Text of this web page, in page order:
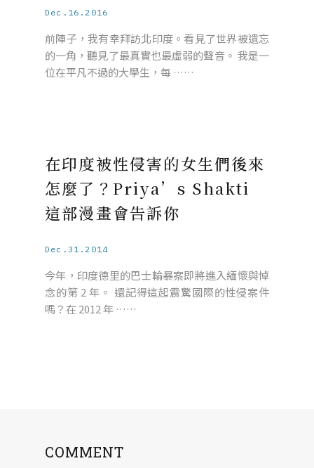
Dec.16.2016
前陣子，我有幸拜訪北印度。看見了世界被遺忘
的一角，聽見了最真實也最虛弱的聲音。 我是一
位在平凡不過的大學生，每 ……
在印度被性侵害的女生們後來
怎麼了？Priya’s Shakti
這部漫畫會告訴你
Dec.31.2014
今年，印度德里的巴士輪暴案即將進入緬懷與悼
念的第 2 年。 還記得這起震驚國際的性侵案件
嗎？在 2012 年 ……
COMMENT